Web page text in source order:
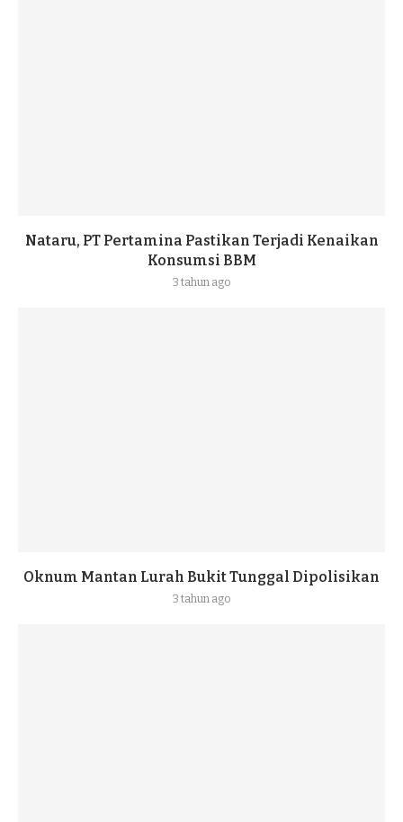
Nataru, PT Pertamina Pastikan Terjadi Kenaikan
Konsumsi BBM
3 tahun ago
Oknum Mantan Lurah Bukit Tunggal Dipolisikan
3 tahun ago